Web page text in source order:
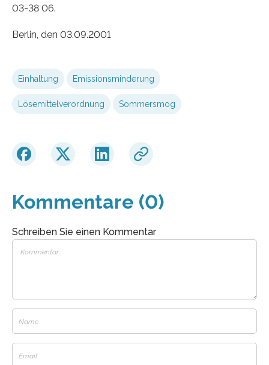
03-38 06.
Berlin, den 03.09.2001
Einhaltung Emissionsminderung
Lösemittelverordnung Sommersmog
Kommentare (0)
Schreiben Sie einen Kommentar